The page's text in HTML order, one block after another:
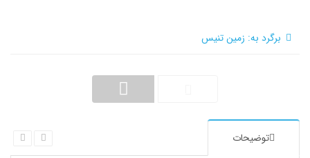
برگرد به: زمین تنیس
توضیحات